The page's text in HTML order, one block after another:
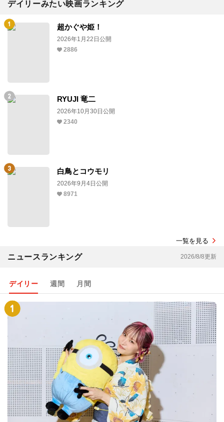
デイリーみたい映画ランキング
超かぐや姫！
2026年1月22日公開
2886
RYUJI 竜二
2026年10月30日公開
2340
白鳥とコウモリ
2026年9月4日公開
8971
一覧を見る
ニュースランキング 2026/8/8更新
デイリー 週間 月間